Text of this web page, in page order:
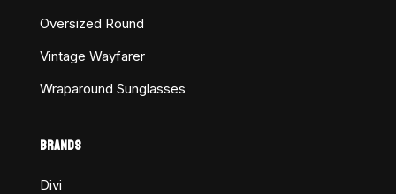
Oversized Round
Vintage Wayfarer
Wraparound Sunglasses
BRANDS
Divi